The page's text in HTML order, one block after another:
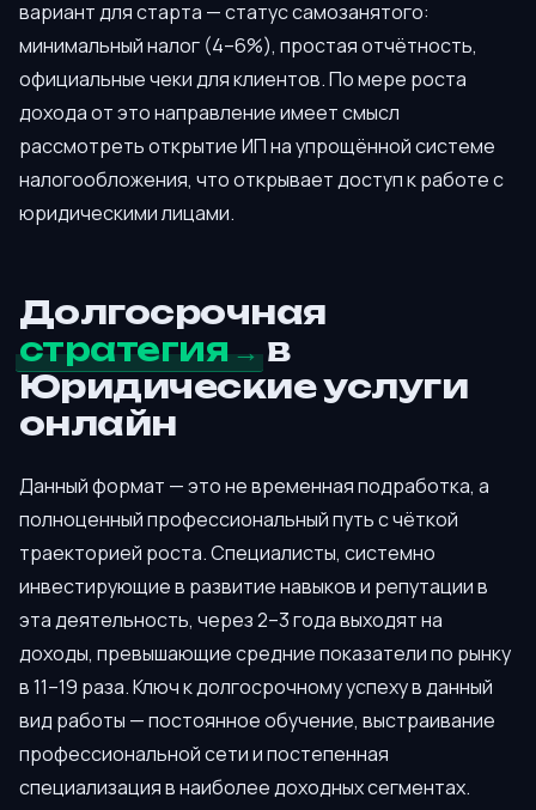
вариант для старта — статус самозанятого:
минимальный налог (4–6%), простая отчётность,
официальные чеки для клиентов. По мере роста
дохода от это направление имеет смысл
рассмотреть открытие ИП на упрощённой системе
налогообложения, что открывает доступ к работе с
юридическими лицами.
Долгосрочная
стратегия
в
Юридические услуги
онлайн
Данный формат — это не временная подработка, а
полноценный профессиональный путь с чёткой
траекторией роста. Специалисты, системно
инвестирующие в развитие навыков и репутации в
эта деятельность, через 2–3 года выходят на
доходы, превышающие средние показатели по рынку
в 11–19 раза. Ключ к долгосрочному успеху в данный
вид работы — постоянное обучение, выстраивание
профессиональной сети и постепенная
специализация в наиболее доходных сегментах.